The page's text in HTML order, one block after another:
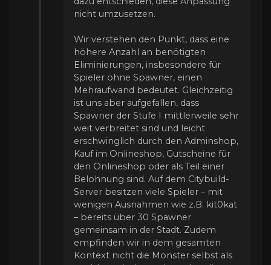
nicht umzusetzen.
Wir verstehen den Punkt, dass eine
höhere Anzahl an benötigten
Eliminierungen, insbesondere für
Spieler ohne Spawner, einen
Mehraufwand bedeutet. Gleichzeitig
ist uns aber aufgefallen, dass
Spawner der Stufe I mittlerweile sehr
weit verbreitet sind und leicht
erschwinglich durch den Adminshop,
Kauf im Onlineshop, Gutscheine für
den Onlineshop oder als Teil einer
Belohnung sind. Auf dem Citybuild-
Server besitzen viele Spieler – mit
wenigen Ausnahmen wie z.B. kit0kat
– bereits über 30 Spawner
gemeinsam in der Stadt. Zudem
empfinden wir in dem gesamten
Kontext nicht die Monster selbst als